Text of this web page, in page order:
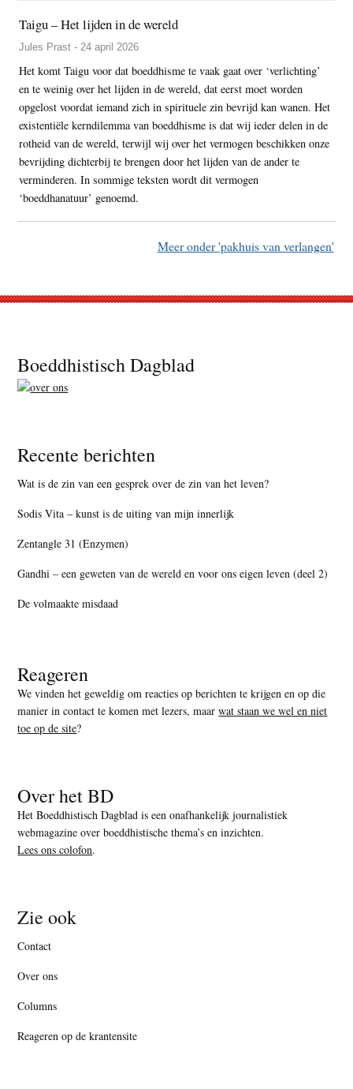
Taigu – Het lijden in de wereld
Jules Prast - 24 april 2026
Het komt Taigu voor dat boeddhisme te vaak gaat over ‘verlichting’
en te weinig over het lijden in de wereld, dat eerst moet worden
opgelost voordat iemand zich in spirituele zin bevrijd kan wanen. Het
existentiële kerndilemma van boeddhisme is dat wij ieder delen in de
rotheid van de wereld, terwijl wij over het vermogen beschikken onze
bevrijding dichterbij te brengen door het lijden van de ander te
verminderen. In sommige teksten wordt dit vermogen
‘boeddhanatuur’ genoemd.
Meer onder 'pakhuis van verlangen'
Footer
Boeddhistisch Dagblad
Recente berichten
Wat is de zin van een gesprek over de zin van het leven?
Sodis Vita – kunst is de uiting van mijn innerlijk
Zentangle 31 (Enzymen)
Gandhi – een geweten van de wereld en voor ons eigen leven (deel 2)
De volmaakte misdaad
Reageren
We vinden het geweldig om reacties op berichten te krijgen en op die
manier in contact te komen met lezers, maarwat staan we wel en niet
toe op de site?
Over het BD
Het Boeddhistisch Dagblad is een onafhankelijk journalistiek
webmagazine over boeddhistische thema’s en inzichten.
Lees ons colofon.
Zie ook
Contact
Over ons
Columns
Reageren op de krantensite